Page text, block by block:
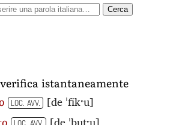
Cerca
istantaneamente
LOC. AVV. [de ˈfikˑu]